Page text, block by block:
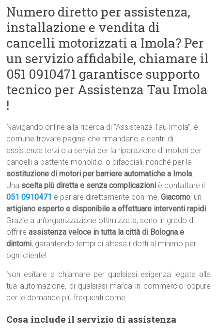
Numero diretto per assistenza,
installazione e vendita di
cancelli motorizzati a Imola? Per
un servizio affidabile, chiamare il
051 0910471 garantisce supporto
tecnico per Assistenza Tau Imola
!
Navigando online alla ricerca di “Assistenza Tau Imola”, è
comune trovare pagine che rimandano a centri di
assistenza terzi o a servizi per la riparazione di motori per
cancelli a battente monolitici o bifacciali, nonché per la
sostituzione di motori per barriere automatiche a Imola.
Una scelta più diretta e senza complicazioni è contattare il
051 0910471 e parlare direttamente con me,Giacomo, un
artigiano esperto e disponibile a effettuare interventi rapidi.
Grazie a un’organizzazione ottimizzata, sono in grado di
offrireassistenza veloce in tutta la città di Bologna e
dintorni, garantendo tempi di attesa ridotti al minimo per
ogni cliente!
Non esitare a chiamare per qualsiasi esigenza legata alla
tua automazione, di qualsiasi marca in commercio oppure
per le domande più frequenti come:
Cosa include il servizio di assistenza